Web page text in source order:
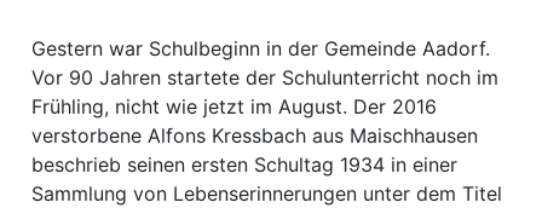
Gestern war Schulbeginn in der Gemeinde Aadorf.
Vor 90 Jahren startete der Schulunterricht noch im
Frühling, nicht wie jetzt im August. Der 2016
verstorbene Alfons Kressbach aus Maischhausen
beschrieb seinen ersten Schultag 1934 in einer
Sammlung von Lebenserinnerungen unter dem Titel